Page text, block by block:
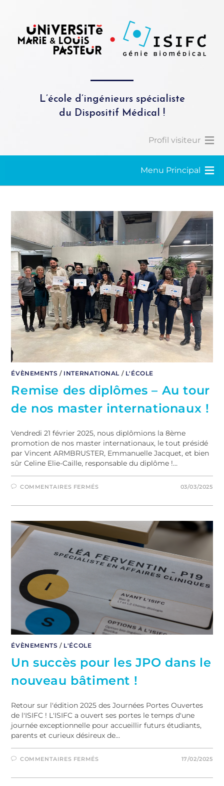
L’école d’ingénieurs spécialiste
du Dispositif Médical !
Profil visiteur
Menu Principal
ÉVÈNEMENTS / INTERNATIONAL / L'ÉCOLE
Remise des diplômes – Au tour
de nos master internationaux !
Vendredi 21 février 2025, nous diplômions la 8ème
promotion de nos master internationaux, le tout présidé
par Vincent ARMBRUSTER, Emmanuelle Jacquet, et bien
sûr Celine Elie-Caille, responsable du diplôme !…
COMMENTAIRES FERMÉS 03/03/2025
ÉVÈNEMENTS / L'ÉCOLE
Un succès pour les JPO dans le
nouveau bâtiment !
Retour sur l'édition 2025 des Journées Portes Ouvertes
de l'ISIFC ! L'ISIFC a ouvert ses portes le temps d'une
journée exceptionnelle pour accueillir futurs étudiants,
parents et curieux désireux de…
COMMENTAIRES FERMÉS 17/02/2025